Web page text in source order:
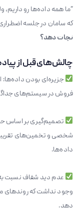
“ما همه داده‌ها رو داریم،
که سامان در جلسه
نجات دهد؟
چالش‌های قبل از
جزیره‌ای بودن داده‌ها:
فروش در سیستم‌های
تصمیم‌گیری بر اساس
شخصی و تخمین‌های
داده‌ها.
عدم دید شفاف نسبت
وجود نداشت که روندهای
دهد.